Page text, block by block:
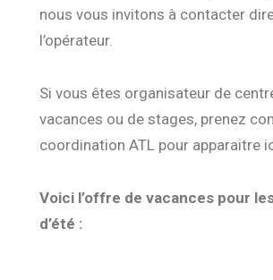
nous vous invitons à contacter
l’opérateur.
Si vous êtes organisateur de
vacances ou de stages, prenez
coordination ATL pour apparaitre
Voici l’offre de vacances pour
d’été :